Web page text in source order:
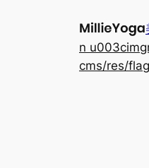
n
cms/res/